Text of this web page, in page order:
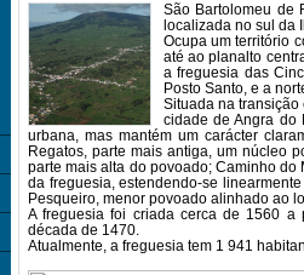
São Bartolomeu de
localizada no sul da
Ocupa um território
até ao planalto
a freguesia das
Posto Santo, e a
Situada na
cidade de Angra do
urbana, mas mantém um carácter
Regatos, parte mais antiga, um núcleo
parte mais alta do povoado; Caminho
da freguesia, estendendo-se
Pesqueiro, menor povoado alinhado ao
A freguesia foi criada cerca de 1560
década de 1470.
Atualmente, a freguesia tem 1 941